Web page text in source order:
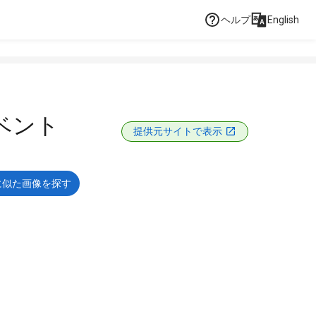
ヘルプ English
ント 提供元サイトで表示
た画像を探す